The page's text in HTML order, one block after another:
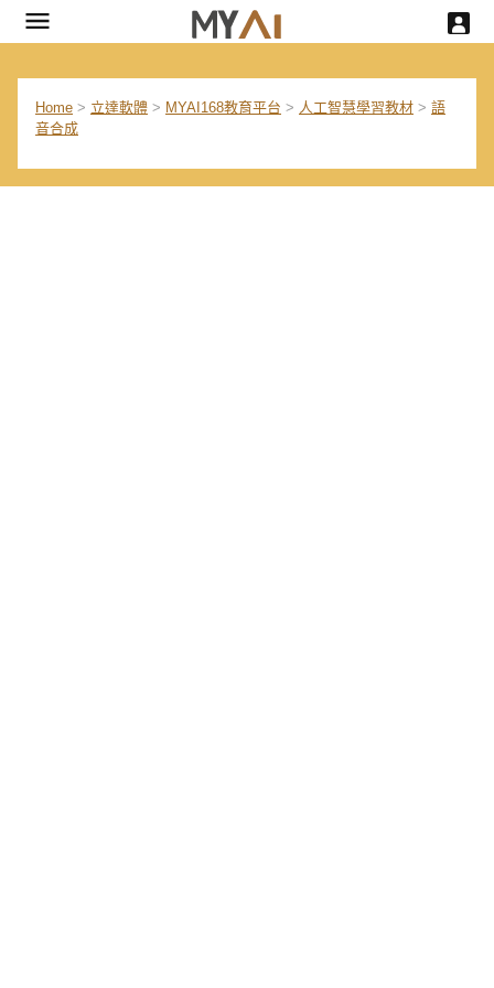
Home > 立達軟體 > MYAI168教育平台 > 人工智慧學習教材 > 語
音合成